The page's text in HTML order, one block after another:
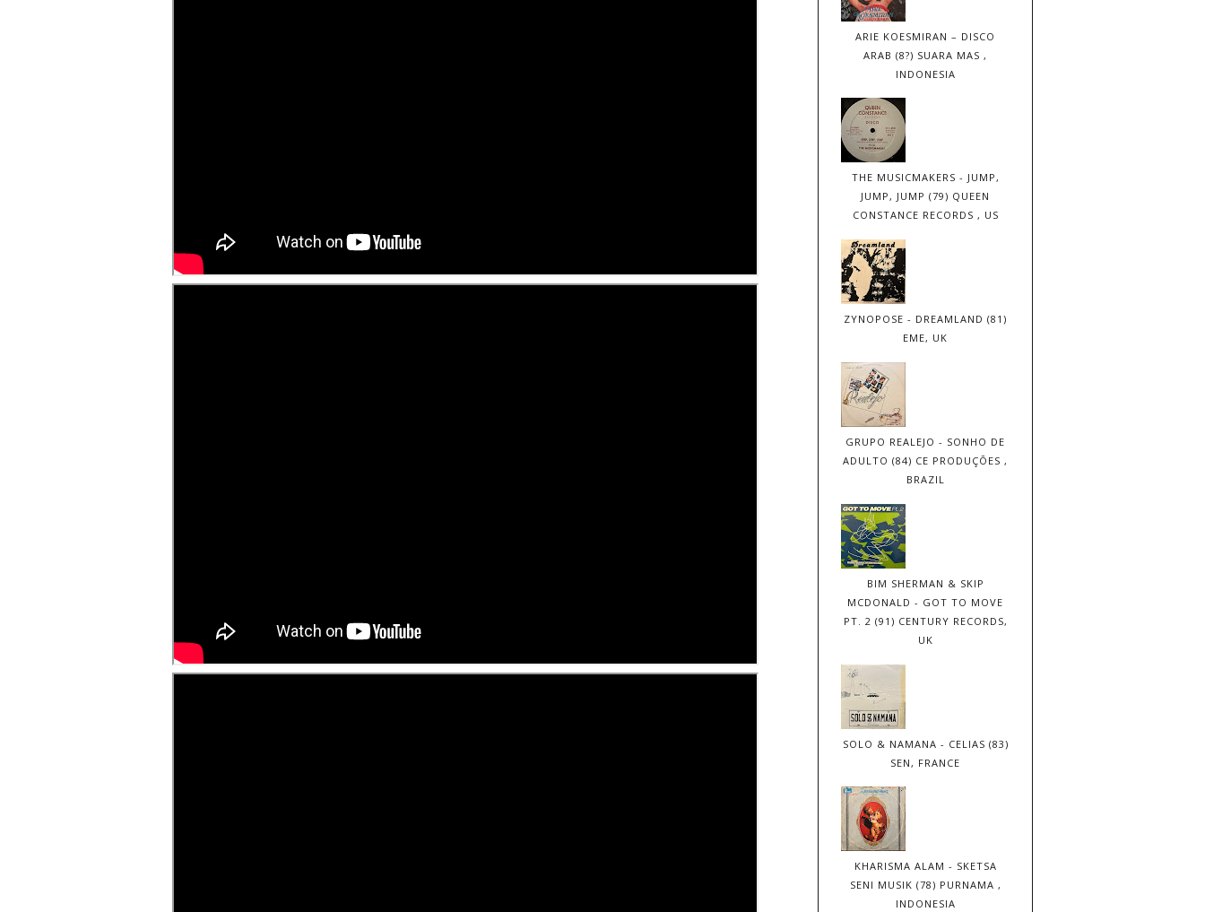
ARIE KOESMIRAN – DISCO
ARAB (8?) SUARA MAS ,
INDONESIA
THE MUSICMAKERS - JUMP,
JUMP, JUMP (79) QUEEN
CONSTANCE RECORDS , US
ZYNOPOSE - DREAMLAND (81)
EME, UK
GRUPO REALEJO - SONHO DE
ADULTO (84) CE PRODUÇÕES ,
BRAZIL
BIM SHERMAN & SKIP
MCDONALD - GOT TO MOVE
PT. 2 (91) CENTURY RECORDS,
UK
SOLO & NAMANA - CELIAS (83)
SEN, FRANCE
KHARISMA ALAM - SKETSA
SENI MUSIK (78) PURNAMA ,
INDONESIA